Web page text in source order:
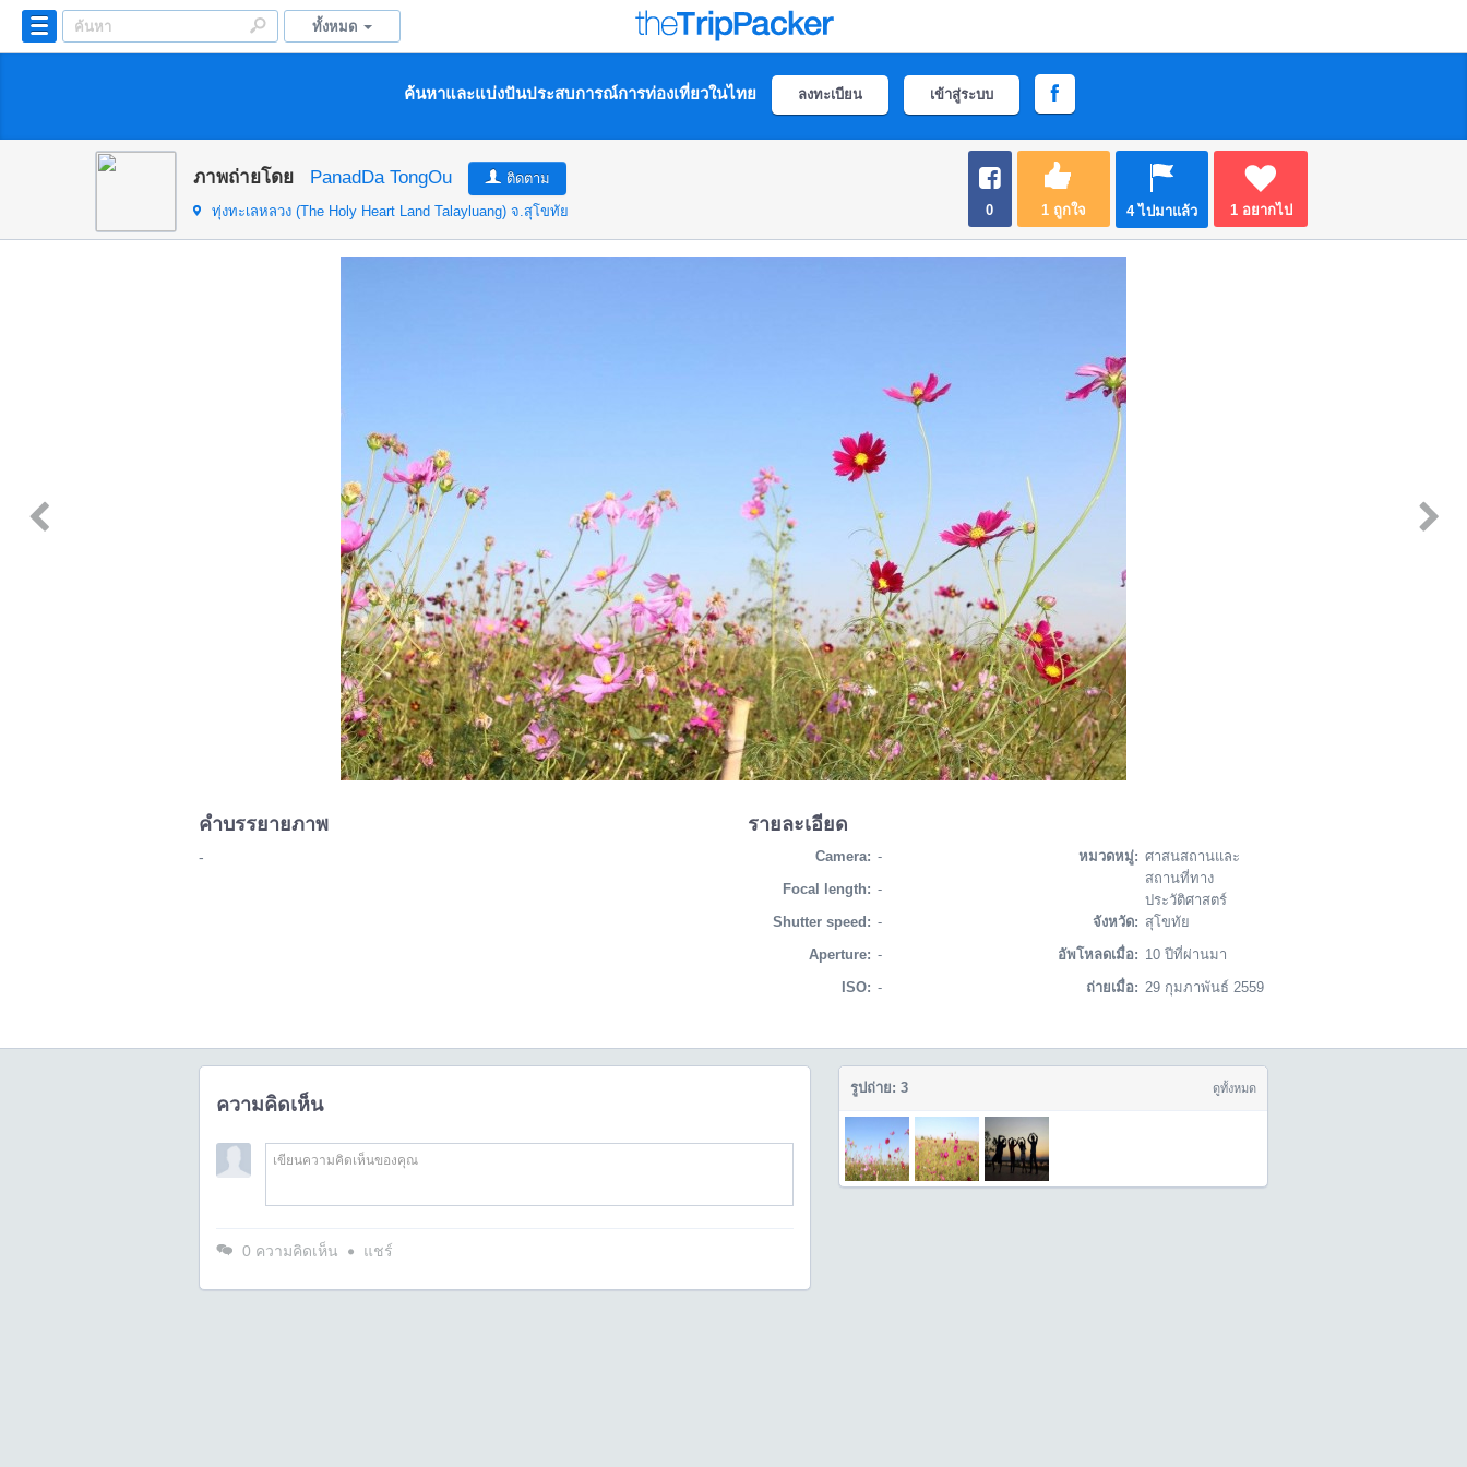
ทั้งหมด
ค้นหาและแบ่งปันประสบการณ์การท่องเที่ยวในไทย ลงทะเบียน เข้าสู่ระบบ
ภาพถ่ายโดย PanadDa TongOu
ติดตาม
ทุ่งทะเลหลวง (The Holy Heart Land Talayluang) จ.สุโขทัย 0 1ถูกใจ 4ไปมาแล้ว 1อยากไป
คำบรรยายภาพ
-
รายละเอียด
Camera: -
Focal length: -
Shutter speed: -
Aperture: -
ISO: -
หมวดหมู่: ศาสนสถานและ
สถานที่ทาง
ประวัติศาสตร์
จังหวัด: สุโขทัย
อัพโหลดเมื่อ: 10 ปีที่ผ่านมา
ถ่ายเมื่อ: 29 กุมภาพันธ์ 2559
ความคิดเห็น
0 ความคิดเห็น แชร์
รูปถ่าย: 3 ดูทั้งหมด